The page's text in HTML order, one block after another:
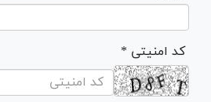
* کد امنیتی